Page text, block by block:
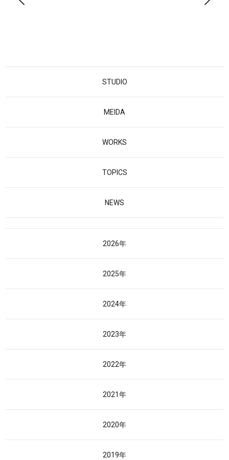
STUDIO
MEIDA
WORKS
TOPICS
NEWS
2026年
2025年
2024年
2023年
2022年
2021年
2020年
2019年